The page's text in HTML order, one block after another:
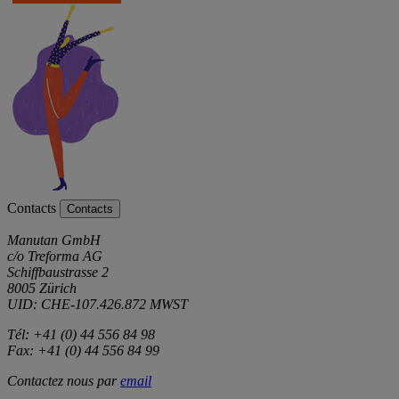
Contacts Contacts
Manutan GmbH
c/o Treforma AG
Schiffbaustrasse 2
8005 Zürich
UID: CHE-107.426.872 MWST
Tél: +41 (0) 44 556 84 98
Fax: +41 (0) 44 556 84 99
Contactez nous paremail